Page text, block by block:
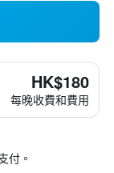
HK$180
每晚收費和費用
付。